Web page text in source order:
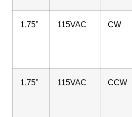
1,75” 115VAC CW
1,75” 115VAC CCW